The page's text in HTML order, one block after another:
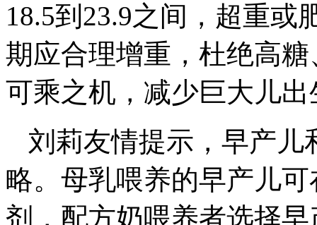
18.5到23.9之间，超重或
期应合理增重，杜绝高
可乘之机，减少巨大儿
刘莉友情提示，早产儿
略。母乳喂养的早产儿
剂，配方奶喂养者选择